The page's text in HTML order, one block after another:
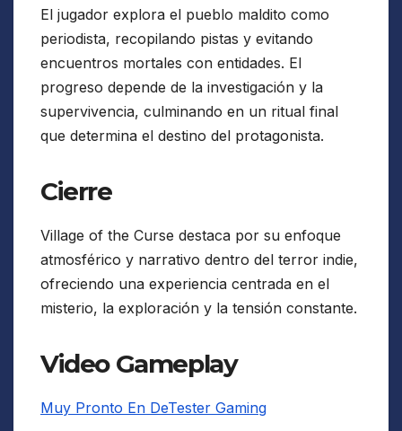
El jugador explora el pueblo maldito como
periodista, recopilando pistas y evitando
encuentros mortales con entidades. El
progreso depende de la investigación y la
supervivencia, culminando en un ritual final
que determina el destino del protagonista.
Cierre
Village of the Curse destaca por su enfoque
atmosférico y narrativo dentro del terror indie,
ofreciendo una experiencia centrada en el
misterio, la exploración y la tensión constante.
Video Gameplay
Muy Pronto En DeTester Gaming